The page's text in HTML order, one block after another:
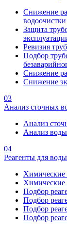
Снижение
Защита
Ревизия
Подбор
Снижение
Снижение
03
Анализ сточных
Анализ
Анализ воды
04
Реагенты для
Химические
Химические
Подбор
Подбор
Подбор
Подбор